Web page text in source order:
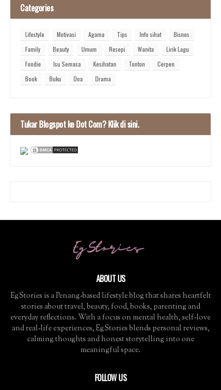
Categories
Lifestyle Motivasi Agama Tips Info sihat
Bisnes
Family
Beauty Umum Resepi Wanita
Lirik Lagu
Foodie
Isu Semasa Kesihatan Tonton
Cerpen
Book
Buku Doa Drama
Tukar Blogspot ke Dot Com? Klik di sini.
ABOUT US
EgStories is a Penang-based lifestyle blog that shares heartfelt
stories about travel, beauty, food, books, parenting and
everyday reflections. With a focus on mental health, self-love
and real-life experiences, EgStories blends personal reviews,
calming thoughts and honest storytelling into one
meaningful space.
FOLLOW US